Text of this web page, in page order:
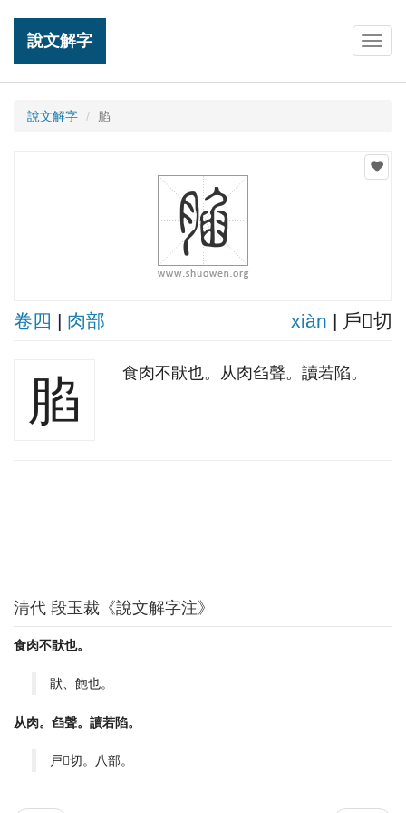
說文解字
說文解字 䐄
卷四 | 肉部 xiàn | 戶𤟟切
䐄 食肉不猒也。从肉臽聲。讀若陷。
清代 段玉裁《說文解字注》
食肉不猒也。
猒、飽也。
从肉。臽聲。讀若陷。
戸𤟟切。八部。